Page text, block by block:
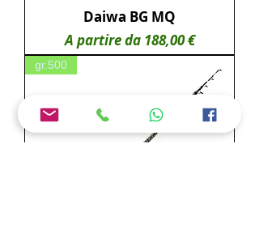
Daiwa BG MQ
A partire da 188,00 €
Prezzo scontato
gr.500